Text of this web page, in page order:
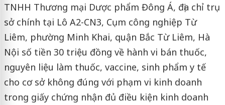
TNHH Thương mại Dược phẩm Đông Á, địa chỉ trụ
sở chính tại Lô A2-CN3, Cụm công nghiệp Từ
Liêm, phường Minh Khai, quận Bắc Từ Liêm, Hà
Nội số tiền 30 triệu đồng về hành vi bán thuốc,
nguyên liệu làm thuốc, vaccine, sinh phẩm y tế
cho cơ sở không đúng với phạm vi kinh doanh
trong giấy chứng nhận đủ điều kiện kinh doanh